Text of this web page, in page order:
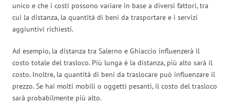
unico e che i costi possono variare in base a diversi fattori, tra
cui la distanza, la quantità di beni da trasportare e i servizi
aggiuntivi richiesti.
Ad esempio, la distanza tra Salerno e Ghiaccio influenzerà il
costo totale del trasloco. Più lunga è la distanza, più alto sarà il
costo. Inoltre, la quantità di beni da traslocare può influenzare il
prezzo. Se hai molti mobili o oggetti pesanti, il costo del trasloco
sarà probabilmente più alto.